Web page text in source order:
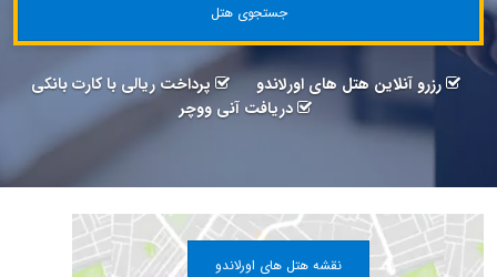
جستجوی هتل
رزرو آنلاین هتل های اورلاندو
پرداخت ریالی با کارت بانکی
دریافت آنی ووچر
نقشه هتل های اورلاندو